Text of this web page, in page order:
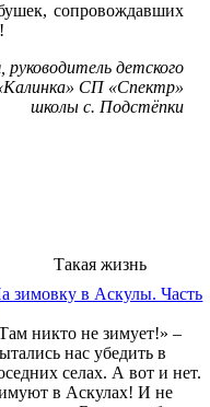
сопровождавших
детского
СП «Спектр»
школы с. Подстёпки
Такая жизнь
зимовку в Аскулы. Часть
никто не зимует!» –
нас убедить в
селах. А вот и нет.
в Аскулах! И не